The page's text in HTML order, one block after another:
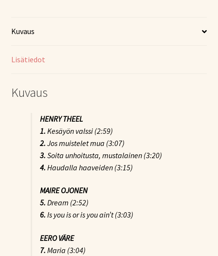
51
määrä
Kuvaus
Lisätiedot
Kuvaus
HENRY THEEL
1. Kesäyön valssi (2:59)
2. Jos muistelet mua (3:07)
3. Soita unhoitusta, mustalainen (3:20)
4. Haudalla haaveiden (3:15)
MAIRE OJONEN
5. Dream (2:52)
6. Is you is or is you ain’t (3:03)
EERO VÄRE
7. Maria (3:04)